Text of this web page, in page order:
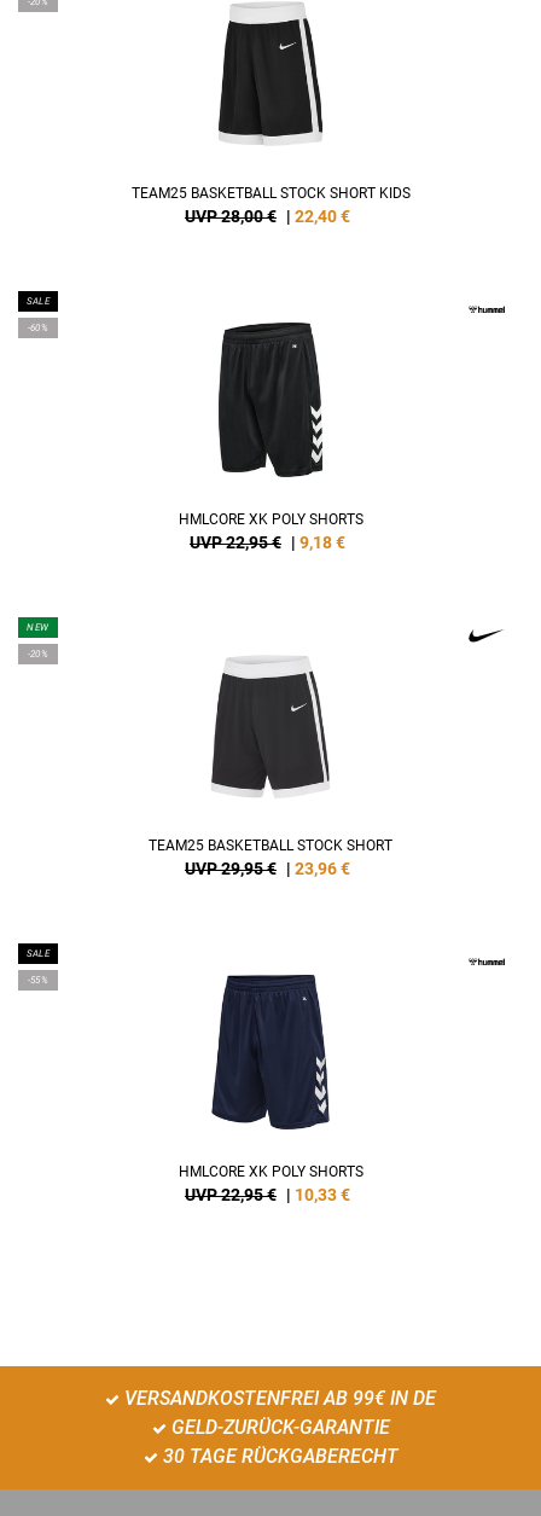
TEAM25 BASKETBALL STOCK SHORT KIDS
UVP 28,00 € | 22,40€
SALE
-60%
HMLCORE XK POLY SHORTS
UVP 22,95 € | 9,18€
NEW
-20%
TEAM25 BASKETBALL STOCK SHORT
UVP 29,95 € | 23,96€
SALE
-55%
HMLCORE XK POLY SHORTS
UVP 22,95 € | 10,33€
VERSANDKOSTENFREI AB 99€ IN DE
GELD-ZURÜCK-GARANTIE
30 TAGE RÜCKGABERECHT